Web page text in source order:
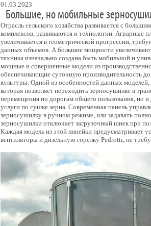
01.03.2023
Большие, но мобильные
Отрасль сельского хозяйства развивается с
комплексов, развиваются и технологии. Аграрные
увеличивается в геометрической прогрессии,
данных объемов. А большие мощности
техника изначально создана быть мобильной и
мощные и совершенные модели из
обеспечивающие суточную производительность
культуры. Одной из особенностей данных моделей,
которая позволяет переходить зерносушилке в
перемещения по дорогам общего пользования, но
услуги по сушке зерна. Современная панель
зерносушилку в ручном режиме, или задавать
зерносушилки отключает загрузочный шнек при
Каждая модель из этой линейки предусматривает
вентиляторы и дизельную горелку Pedrotti, не